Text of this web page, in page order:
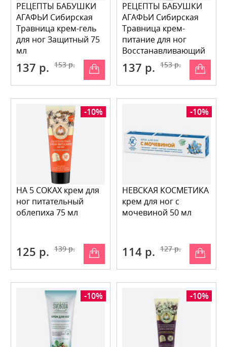
РЕЦЕПТЫ БАБУШКИ
АГАФЬИ Сибирская
Травница крем-гель
для ног Защитный 75
мл
137 р. 153 р.
РЕЦЕПТЫ БАБУШКИ
АГАФЬИ Сибирская
Травница крем-
питание для ног
Восстанавливающий
75 мл
137 р. 153 р.
-10%
НА 5 СОКАХ крем для
ног питательный
облепиха 75 мл
125 р. 139 р.
-10%
НЕВСКАЯ КОСМЕТИКА
крем для ног с
мочевиной 50 мл
114 р. 127 р.
-10% -10%